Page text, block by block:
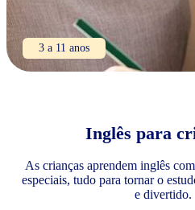
3 a 11 anos
Inglês para
As crianças aprendem inglês
especiais, tudo para tornar o
e divertido.